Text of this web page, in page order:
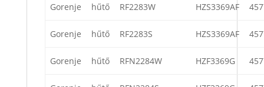
Gorenje hűtő RF2283W HZS3369AF
Gorenje hűtő RF2283S HZS3369AF
Gorenje hűtő RFN2284W HZF3369G